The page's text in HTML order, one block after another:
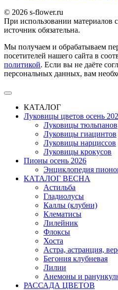
© 2026 s-flower.ru
При использовании материалов
источник обязательна.
Мы получаем и обрабатываем
посетителей нашего сайта в
политикой. Если вы не даёте
персональных данных, вам
КАТАЛОГ
Луковицы цветов осень
Луковицы тюльпанов
Луковицы гиацинтов
Луковицы нарциссов
Луковицы крокусов
Пионы осень 2026
Энциклопедия
КАТАЛОГ ВЕСНА
Астильба
Гладиолусы
Каллы (клубни)
Клематисы
Лилейник
Флоксы
Хоста
Астра, астранция,
Бегония клубневая
Лилии
Анемоны и
РАССАДА ЦВЕТОВ